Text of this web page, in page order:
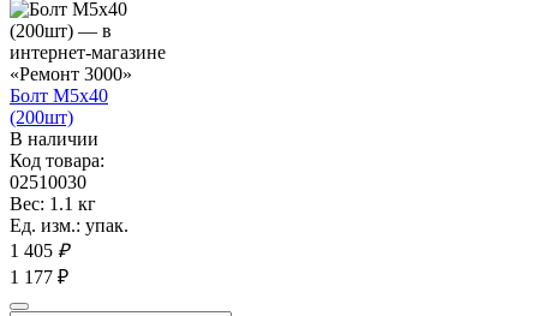
Болт М5х40
(200шт)
В наличии
Код товара:
02510030
Вес: 1.1 кг
Ед. изм.: упак.
1 405 ₽
1 177 ₽